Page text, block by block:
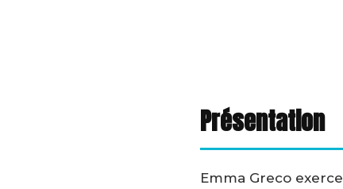
Présentation
Emma Greco